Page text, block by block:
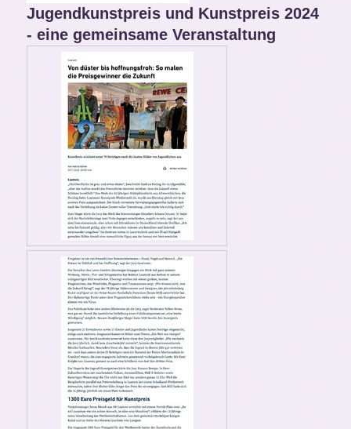
Jugendkunstpreis und Kunstpreis 2024
- eine gemeinsame Veranstaltung